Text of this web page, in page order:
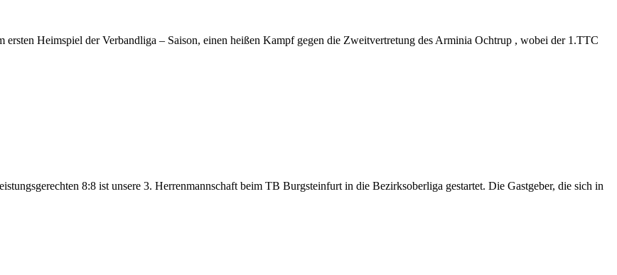
ersten Heimspiel der Verbandliga – Saison, einen heißen Kampf gegen die Zweitvertretung des Arminia Ochtrup , wobei der 1.TTC
8:8 ist unsere 3. Herrenmannschaft beim TB Burgsteinfurt in die Bezirksoberliga gestartet. Die Gastgeber, die sich in